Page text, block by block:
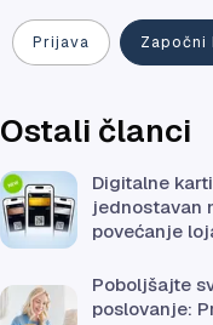
Prijava Započni
Ostali članci
Digitalne
jednostavan
povećanje
Poboljšajte
poslovanje: